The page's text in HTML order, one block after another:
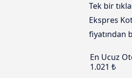
Tek bir
Ekspres
fiyatından
En Ucuz
1.021 ₺